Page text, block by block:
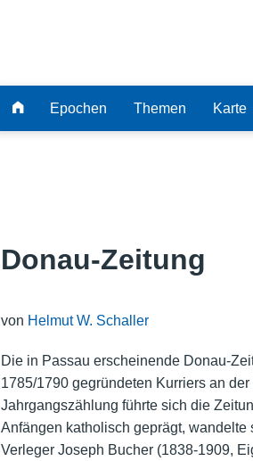
Epochen Themen Karte
Donau-Zeitung
von Helmut W. Schaller
Die in Passau erscheinende Donau-
1785/1790 gegründeten Kurriers an
Jahrgangszählung führte sich die
Anfängen katholisch geprägt,
Verleger Joseph Bucher (1838-1909,